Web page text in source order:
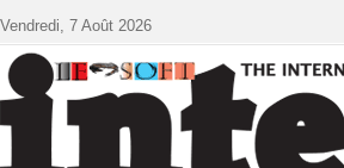
Vendredi, 7 Août 2026